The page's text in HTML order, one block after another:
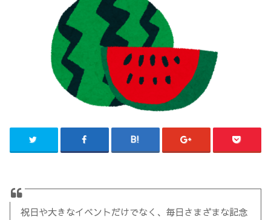
祝日や大きなイベントだけでなく、毎日さまざまな記念